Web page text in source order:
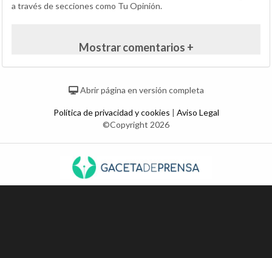
a través de secciones como Tu Opinión.
Mostrar comentarios +
Abrir página en versión completa
Política de privacidad y cookies | Aviso Legal
©Copyright 2026